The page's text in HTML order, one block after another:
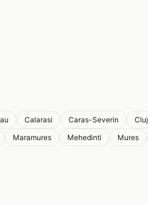
Calarasi Caras-Severin Cluj
Maramures Mehedinti Mures